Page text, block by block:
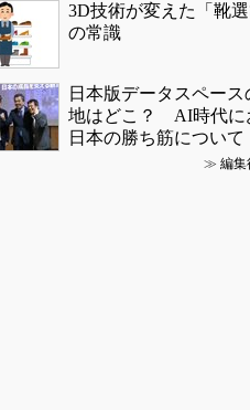
3D技術が変えた「靴選
の常識
日本版データスペース
地はどこ？ AI時代に
日本の勝ち筋について
≫ 編集